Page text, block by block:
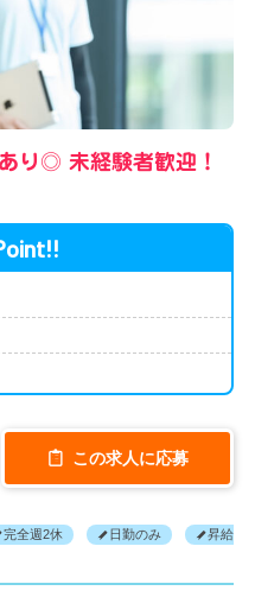
り◎ 未経験者歓迎！
この求人に応募
完全週2休 日勤のみ 昇給あ